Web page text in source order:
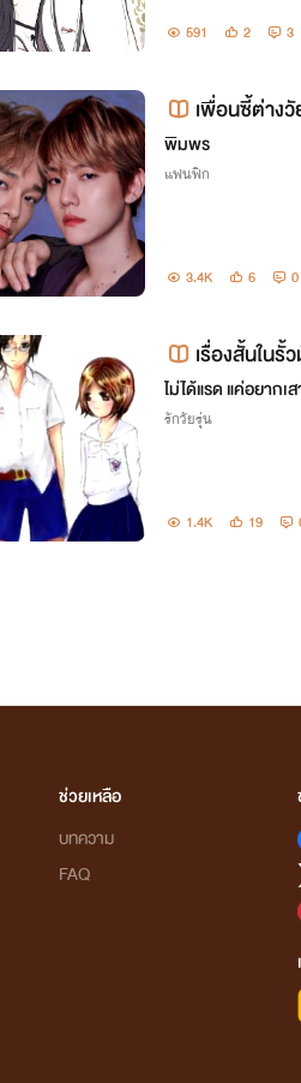
591 2 3
เพื่อนซี้ต่าง
anDo,KaiHun)
พิมพร
แฟนฟิก
3.4K 6 0
เรื่องสั้นใน
ไม่ได้แรด แค่อยากเ
รักวัยรุ่น
1.4K 19
ช่วยเหลือ
บทความ
FAQ